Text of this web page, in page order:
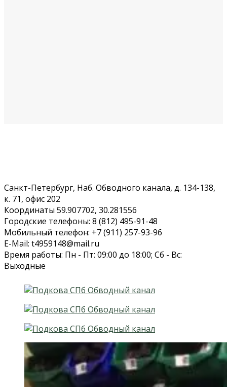
Санкт-Петербург, Наб. Обводного канала, д. 134-138,
к. 71, офис 202
Координаты 59.907702, 30.281556
Городские телефоны: 8 (812) 495-91-48
Мобильный телефон: +7 (911) 257-93-96
E-Mail: t4959148@mail.ru
Время работы: Пн - Пт: 09:00 до 18:00; Сб - Вс:
Выходные